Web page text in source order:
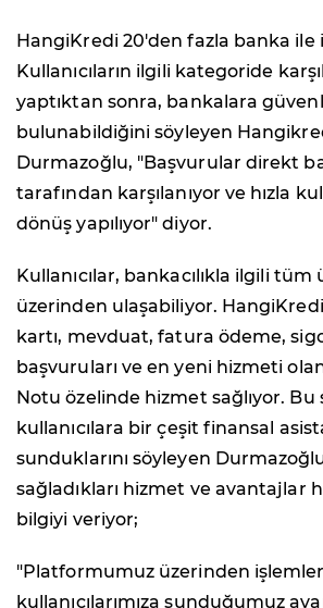
HangiKredi 20'den fazla banka ile
Kullanıcıların ilgili kategoride
yaptıktan sonra, bankalara
bulunabildiğini söyleyen
Durmazoğlu, "Başvurular direkt
tarafından karşılanıyor ve hızla
dönüş yapılıyor" diyor.
Kullanıcılar, bankacılıkla ilgili
üzerinden ulaşabiliyor.
kartı, mevduat, fatura ödeme,
başvuruları ve en yeni hizmeti
Notu özelinde hizmet sağlıyor. Bu
kullanıcılara bir çeşit finansal
sunduklarını söyleyen
sağladıkları hizmet ve avantajlar
bilgiyi veriyor;
"Platformumuz üzerinden
kullanıcılarımıza sunduğumuz